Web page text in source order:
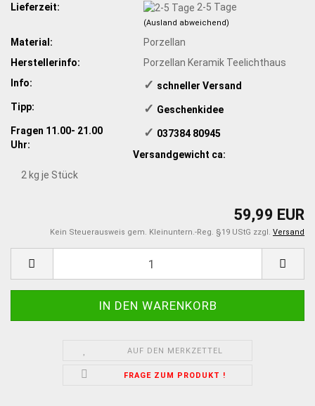
Lieferzeit:
2-5 Tage
(Ausland abweichend)
Material:
Porzellan
Herstellerinfo:
Porzellan Keramik Teelichthaus
Info:
✓ ​schneller Versand
Tipp:
✓ ​Geschenkidee
Fragen 11.00- 21.00
Uhr:
✓ ​ 037384 80945
Versandgewicht ca:
2 kg je Stück
59,99 EUR
Kein Steuerausweis gem. Kleinuntern.-Reg. §19 UStG zzgl. Versand
AUF DEN MERKZETTEL
FRAGE ZUM PRODUKT !